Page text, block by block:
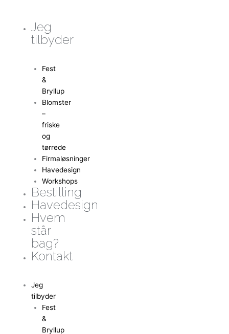
indholdet
Jeg
tilbyder
Fest
&
Bryllup
Blomster
–
friske
og
tørrede
Firmaløsninger
Havedesign
Workshops
Bestilling
Havedesign
Hvem
står
bag?
Kontakt
Jeg
tilbyder
Fest
&
Bryllup